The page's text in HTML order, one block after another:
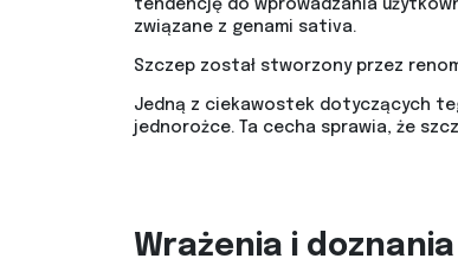
tendencję do wprowadzania
związane z genami sativa.
Szczep został stworzony przez
Jedną z ciekawostek dotyczących
jednorożce. Ta cecha sprawia, że
Wrażenia i doznania